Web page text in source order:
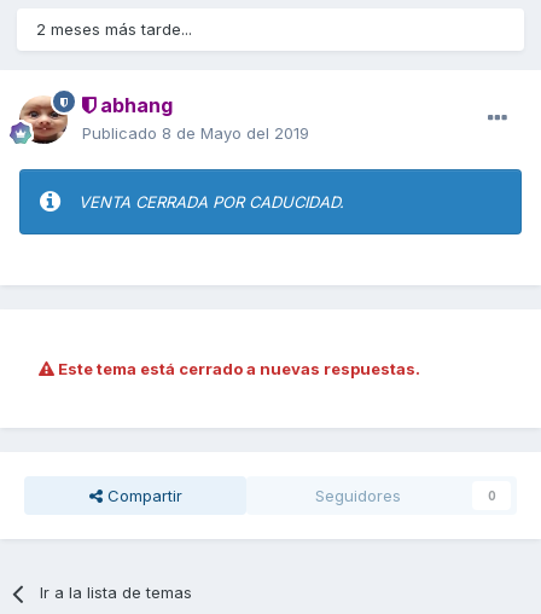
2 meses más tarde...
abhang
Publicado 8 de Mayo del 2019
VENTA CERRADA POR CADUCIDAD.
Este tema está cerrado a nuevas respuestas.
Compartir Seguidores 0
Ir a la lista de temas